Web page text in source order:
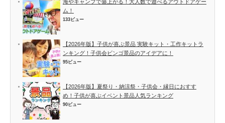
海やキャンプで盛上がる！大人数で遊べるアウトドアゲー
ム！
133ビュー
【2026年版】子供が喜ぶ景品 実験キット・工作キットラ
ンキング！子供会ビンゴ景品のアイデアに！
95ビュー
【2026年版】夏祭り・納涼祭・子供会・縁日におすす
め！子供が喜ぶイベント景品人気ランキング
90ビュー